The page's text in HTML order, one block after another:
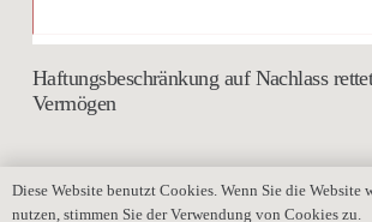
Haftungsbeschränkung auf Nachlass
Vermögen
Diese Website benutzt Cookies. Wenn Sie die Website
nutzen, stimmen Sie der Verwendung von Cookies zu.